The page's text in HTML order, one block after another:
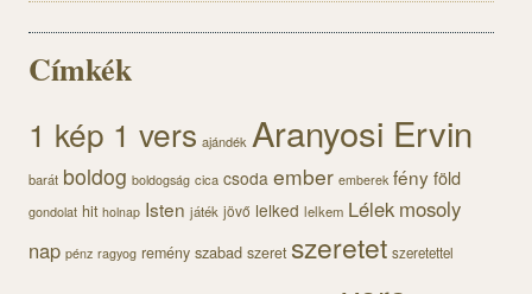
Címkék
1 kép 1 vers ajándék Aranyosi Ervin
barát boldog boldogság cica csoda ember emberek fényföld
gondolat hit holnap Isten játék jövő lelked lelkem Lélek mosoly
nap pénz ragyog remény szabad szeret szeretet szeretettel